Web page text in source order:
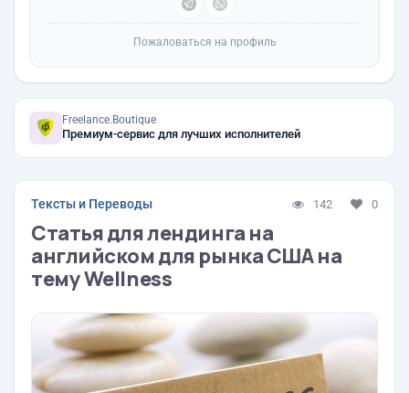
Пожаловаться на профиль
Freelance.Boutique
Премиум-сервис для лучших исполнителей
Тексты и Переводы 142 0
Статья для лендинга на
английском для рынка США на
тему Wellness